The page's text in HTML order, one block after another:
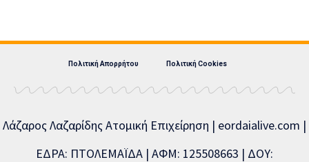
Πολιτική Απορρήτου Πολιτική Cookies
Λάζαρος Λαζαρίδης Ατομική Επιχείρηση | eordaialive.com |
ΕΔΡΑ: ΠΤΟΛΕΜΑΪΔΑ | ΑΦΜ: 125508663 | ΔΟΥ: